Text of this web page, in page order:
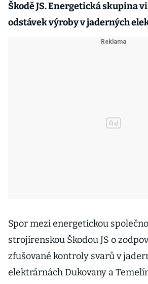
Škodě JS. Energetická skupina
odstávek výroby v jaderných
Spor mezi energetickou
strojírenskou Škodou JS o
zfušované kontroly svarů v
elektrárnách Dukovany a